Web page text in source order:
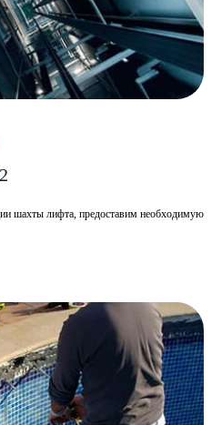
шахты лифта, предоставим необходимую